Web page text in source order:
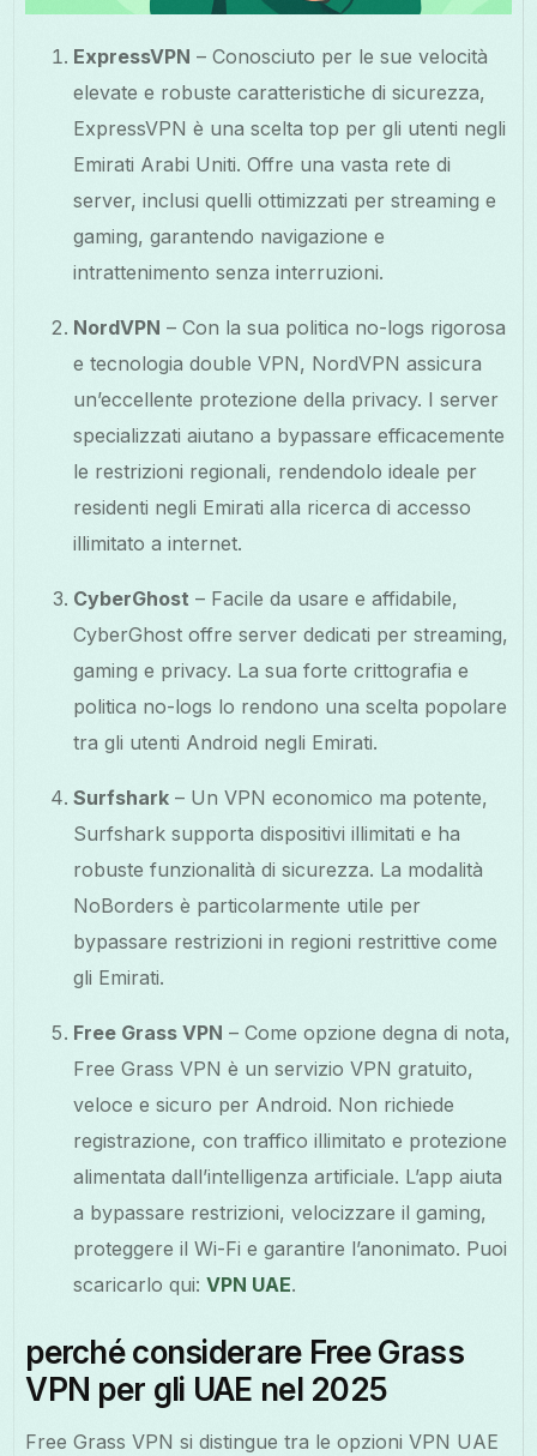
ExpressVPN – Conosciuto per le sue velocità
elevate e robuste caratteristiche di sicurezza,
ExpressVPN è una scelta top per gli utenti negli
Emirati Arabi Uniti. Offre una vasta rete di
server, inclusi quelli ottimizzati per streaming e
gaming, garantendo navigazione e
intrattenimento senza interruzioni.
NordVPN – Con la sua politica no-logs rigorosa
e tecnologia double VPN, NordVPN assicura
un’eccellente protezione della privacy. I server
specializzati aiutano a bypassare efficacemente
le restrizioni regionali, rendendolo ideale per
residenti negli Emirati alla ricerca di accesso
illimitato a internet.
CyberGhost – Facile da usare e affidabile,
CyberGhost offre server dedicati per streaming,
gaming e privacy. La sua forte crittografia e
politica no-logs lo rendono una scelta popolare
tra gli utenti Android negli Emirati.
Surfshark – Un VPN economico ma potente,
Surfshark supporta dispositivi illimitati e ha
robuste funzionalità di sicurezza. La modalità
NoBorders è particolarmente utile per
bypassare restrizioni in regioni restrittive come
gli Emirati.
Free Grass VPN – Come opzione degna di nota,
Free Grass VPN è un servizio VPN gratuito,
veloce e sicuro per Android. Non richiede
registrazione, con traffico illimitato e protezione
alimentata dall’intelligenza artificiale. L’app aiuta
a bypassare restrizioni, velocizzare il gaming,
proteggere il Wi-Fi e garantire l’anonimato. Puoi
scaricarlo qui:VPN UAE.
perché considerare Free Grass
VPN per gli UAE nel 2025
Free Grass VPN si distingue tra le opzioni VPN UAE